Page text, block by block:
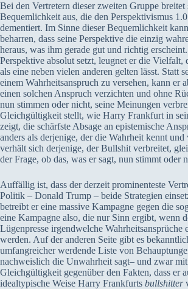
Bei den Vertretern dieser zweiten Gruppe breitet
Bequemlichkeit aus, die den Perspektivismus
dementiert. Im Sinne dieser Bequemlichkeit
beharren, dass seine Perspektive die einzig
heraus, was ihm gerade gut und richtig
Perspektive absolut setzt, leugnet er die Vielfalt,
als eine neben vielen anderen gelten lässt. Statt
einem Wahrheitsanspruch zu versehen, kann er
einen solchen Anspruch verzichten und ohne
nun stimmen oder nicht, seine Meinungen
Gleichgültigkeit stellt, wie Harry Frankfurt in
zeigt, die schärfste Absage an epistemische
anders als derjenige, der die Wahrheit kennt
verhält sich derjenige, der Bullshit verbreitet,
der Frage, ob das, was er sagt, nun stimmt oder
Auffällig ist, dass der derzeit prominenteste
Politik – Donald Trump – beide Strategien
betreibt er eine massive Kampagne gegen die
eine Kampagne also, die nur Sinn ergibt, wenn
Lügenpresse irgendwelche Wahrheitsansprüche
werden. Auf der anderen Seite gibt es
umfangreicher werdende Liste von
nachweislich die Unwahrheit sagt– und zwar mit
Gleichgültigkeit gegenüber den Fakten, dass er
idealtypische Weise Harry Frankfurts bullshitter